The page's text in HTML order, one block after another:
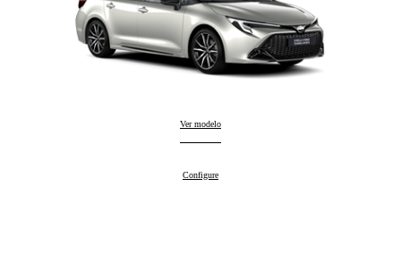
Corolla Touring Sports
Ver modelo
Corolla Touring Sports
Configure